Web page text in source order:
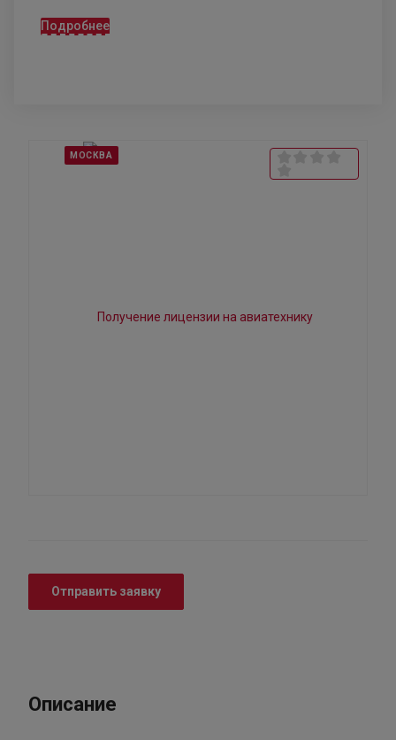
Подробнее
МОСКВА
Отправить заявку
Описание